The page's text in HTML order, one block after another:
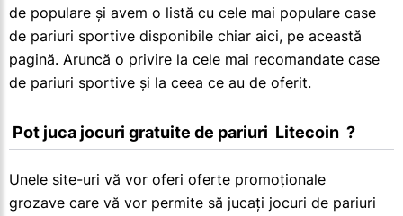
de populare și avem o listă cu cele mai populare case
de pariuri sportive disponibile chiar aici, pe această
pagină. Aruncă o privire la cele mai recomandate case
de pariuri sportive și la ceea ce au de oferit.
Pot juca jocuri gratuite de pariuri  Litecoin  ?
Unele site-uri vă vor oferi oferte promoționale
grozave care vă vor permite să jucați jocuri de pariuri